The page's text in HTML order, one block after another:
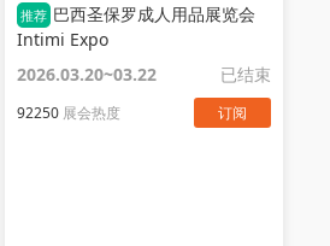
推荐 巴西圣保罗成人用品展览会
Intimi Expo
2026.03.20~03.22
已结束
92250 展会热度 订阅